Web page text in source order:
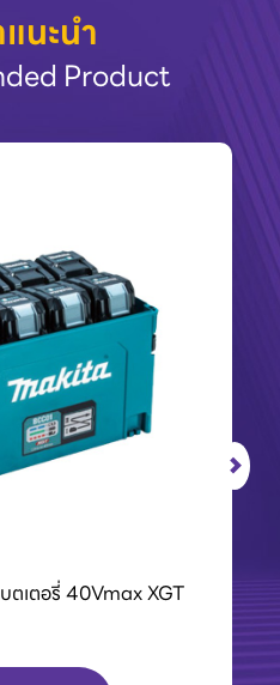
นะนำ
Product
ตเตอรี่ 40Vmax XGT